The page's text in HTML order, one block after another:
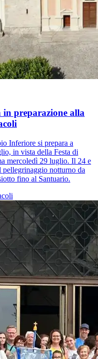
preparazione alla
Inferiore si prepara a
in vista della Festa di
mercoledì 29 luglio. Il 24 e
notturno da
fino al Santuario.